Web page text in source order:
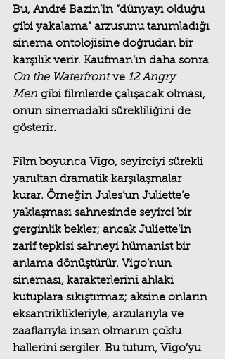
Bu, André Bazin’in “dünyayı olduğu
gibi yakalama” arzusunu tanımladığı
sinema ontolojisine doğrudan bir
karşılık verir. Kaufman’ın daha sonra
On the Waterfront ve 12 Angry
Men gibi filmlerde çalışacak olması,
onun sinemadaki sürekliliğini de
gösterir.
Film boyunca Vigo, seyirciyi sürekli
yanıltan dramatik karşılaşmalar
kurar. Örneğin Jules’un Juliette’e
yaklaşması sahnesinde seyirci bir
gerginlik bekler; ancak Juliette’in
zarif tepkisi sahneyi hümanist bir
anlama dönüştürür. Vigo’nun
sineması, karakterlerini ahlaki
kutuplara sıkıştırmaz; aksine onların
eksantriklikleriyle, arzularıyla ve
zaaflarıyla insan olmanın çoklu
hallerini sergiler. Bu tutum, Vigo’yu